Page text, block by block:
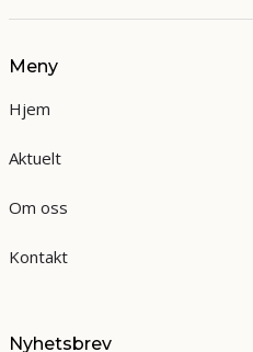
Meny
Hjem
Aktuelt
Om oss
Kontakt
Nyhetsbrev